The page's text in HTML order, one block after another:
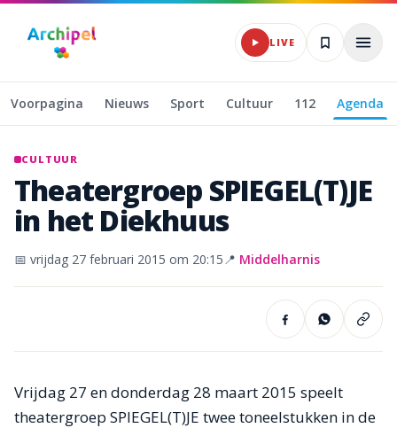
Naar hoofdinhoud
LIVE
Voorpagina Nieuws Sport Cultuur 112 Agenda
CULTUUR
Theatergroep SPIEGEL(T)JE
in het Diekhuus
📅 vrijdag 27 februari 2015 om 20:15📍 Middelharnis
Vrijdag 27 en donderdag 28 maart 2015 speelt
theatergroep SPIEGEL(T)JE twee toneelstukken in de